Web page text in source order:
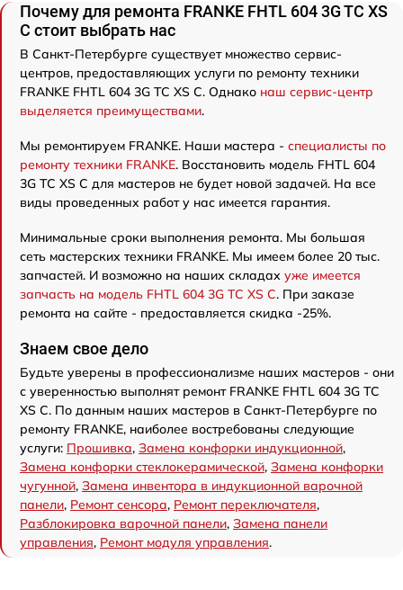
Почему для ремонта FRANKE FHTL 604 3G TC XS
C стоит выбрать нас
В Санкт-Петербурге существует множество сервис-
центров, предоставляющих услуги по ремонту техники
FRANKE FHTL 604 3G TC XS C. Однако наш сервис-центр
выделяется преимуществами.
Мы ремонтируем FRANKE. Наши мастера - специалисты по
ремонту техники FRANKE. Восстановить модель FHTL 604
3G TC XS C для мастеров не будет новой задачей. На все
виды проведенных работ у нас имеется гарантия.
Минимальные сроки выполнения ремонта. Мы большая
сеть мастерских техники FRANKE. Мы имеем более 20 тыс.
запчастей. И возможно на наших складах уже имеется
запчасть на модель FHTL 604 3G TC XS C. При заказе
ремонта на сайте - предоставляется скидка -25%.
Знаем свое дело
Будьте уверены в профессионализме наших мастеров - они
с уверенностью выполнят ремонт FRANKE FHTL 604 3G TC
XS C. По данным наших мастеров в Санкт-Петербурге по
ремонту FRANKE, наиболее востребованы следующие
услуги: Прошивка, Замена конфорки индукционной,
Замена конфорки стеклокерамической, Замена конфорки
чугунной, Замена инвентора в индукционной варочной
панели, Ремонт сенсора, Ремонт переключателя,
Разблокировка варочной панели, Замена панели
управления, Ремонт модуля управления.